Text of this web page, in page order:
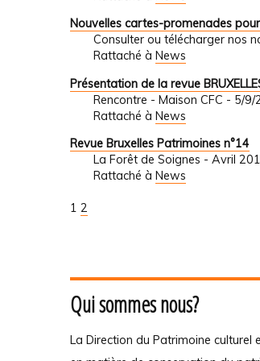
Nouvelles cartes-promenades
Consulter ou télécharger nos
Rattaché à News
Présentation de la revue
Rencontre - Maison CFC - 5/9/
Rattaché à News
Revue Bruxelles Patrimoines n°14
La Forêt de Soignes - Avril
Rattaché à News
1 2
Qui sommes nous?
La Direction du Patrimoine culturel